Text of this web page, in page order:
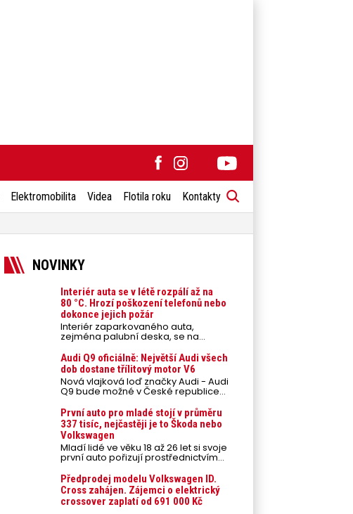
Elektromobilita Videa Flotila roku Kontakty
NOVINKY
Interiér auta se v létě rozpálí až na
80 °C. Hrozí poškození telefonů nebo
dokonce jejich požár
Interiér zaparkovaného auta,
zejména palubní deska, se na
přímém slunci může během letních
veder rozpálit až na 80 °C. Takové
teploty představují nebezpečí pro
odložené mobilní telefony,
powerbanky nebo notebooky. Můžou
urychlit stárnutí baterií, poškodit
případech i zvýšit riziko požáru.
Audi Q9 oficiálně: Největší Audi všech
dob dostane třílitový motor V6
Nová vlajková loď značky Audi - Audi
Q9 bude možné v České republice
objednávat od prvního srpnového
týdne 2026, kde budou oznámeny
také české ceny.
První auto pro mladé stojí v průměru
337 tisíc, nejčastěji je to Škoda nebo
Volkswagen
Mladí lidé ve věku 18 až 26 let si svoje
první auto pořizují prostřednictvím
úvěrového financování jako ojeté. Je
to tak u 93,3 % lidí, jen 6,7 % si pořídí
nové auto. Průměrná pořizovací
cena vozu dosahuje 337 tisíc korun a
průměrná financovaná částka
Předprodej modelu Volkswagen ID.
Cross zahájen. Zájemci o elektrický
crossover zaplatí od 691 000 Kč